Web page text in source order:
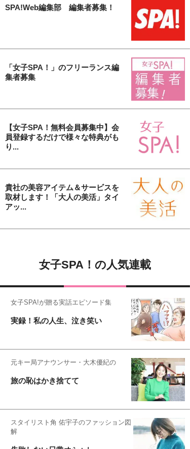
SPA!Web編集部 編集者募集！
「女子SPA！」のフリーランス編
集者募集
【女子SPA！無料会員募集中】会
員登録するだけで様々な特典がも
り...
貴社の美容アイテム＆サービスを
取材します！「大人の美活」タイ
アッ...
女子SPA！の人気連載
女子SPA!が贈る実話エピソード集
実録！私の人生、泣き笑い
元キー局アナウンサー・大木優紀の
旅の恥はかき捨てて
スタイリスト角 佑宇子のファッション図
解